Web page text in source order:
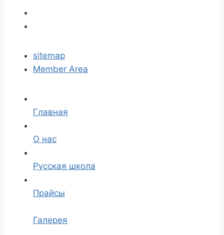
sitemap
Member Area
Главная
О нас
Русская школа
Прайсы
Галерея